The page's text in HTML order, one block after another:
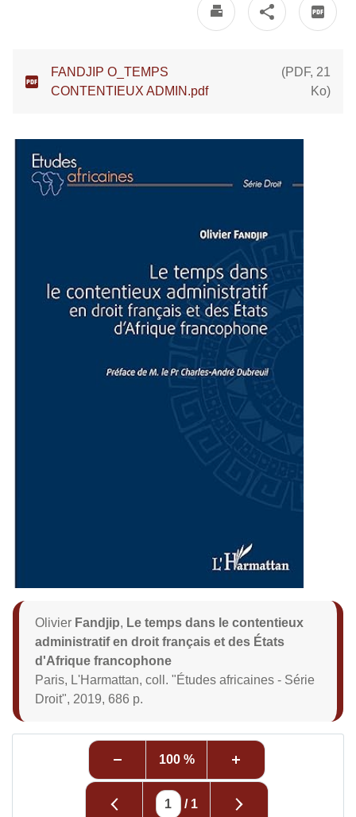
FANDJIP O_TEMPS
CONTENTIEUX ADMIN.pdf
(PDF, 21
Ko)
Olivier Fandjip, Le temps dans le contentieux
administratif en droit français et des États
d'Afrique francophone
Paris, L'Harmattan, coll. "Études africaines - Série
Droit", 2019, 686 p.
100 %
/ 1